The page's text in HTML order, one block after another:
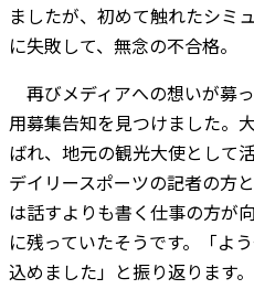
ましたが、初めて触れたシミ
に失敗して、無念の不合格。
再びメディアへの想いが募
用募集告知を見つけました。
ばれ、地元の観光大使として
デイリースポーツの記者の方
は話すよりも書く仕事の方が
に残っていたそうです。「よ
込めました」と振り返ります。